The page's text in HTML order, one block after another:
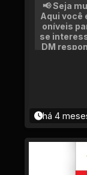
📢 Seja
Aqui você
oníveis
se
DM
dquirir. 👤
sável
r
tantes:
m
m ADM
o: R$130
das
pela
há 4